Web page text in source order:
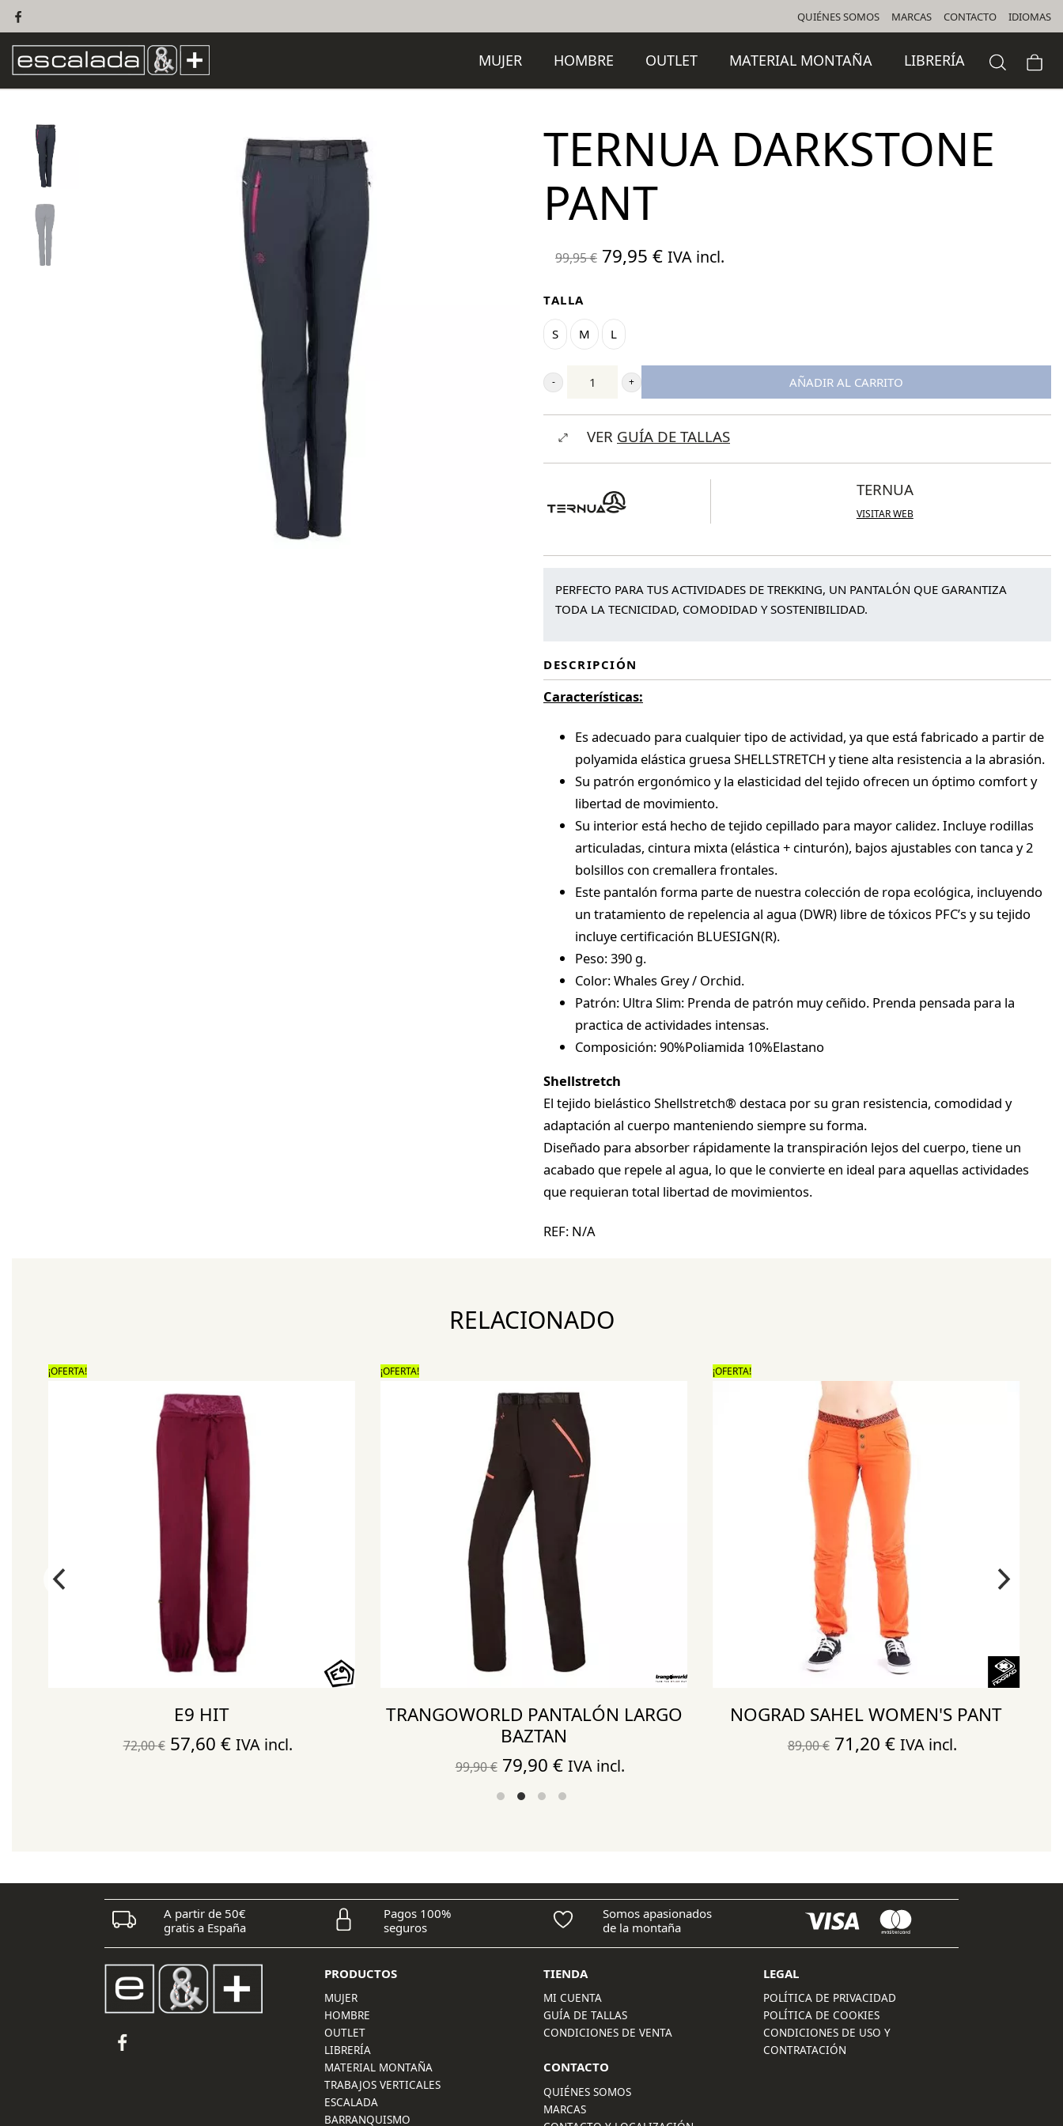
QUIÉNES SOMOS MARCAS CONTACTO IDIOMAS
MUJER HOMBRE OUTLET MATERIAL MONTAÑA LIBRERÍA
TERNUA DARKSTONE
PANT
99,95€ El
era:
99,95 €.
79,95 €El
IVA incl.
TALLA
S M L
Ternua
Darkstone
Pant
cantidad
AÑADIR AL CARRITO
VER GUÍA DE TALLAS
TERNUA
VISITAR WEB
PERFECTO PARA TUS ACTIVIDADES DE TREKKING, UN PANTALÓN QUE GARANTIZA
TODA LA TECNICIDAD, COMODIDAD Y SOSTENIBILIDAD.
DESCRIPCIÓN
Características:
Es adecuado para cualquier tipo de actividad, ya que está fabricado a partir de
polyamida elástica gruesa SHELLSTRETCH y tiene alta resistencia a la abrasión.
Su patrón ergonómico y la elasticidad del tejido ofrecen un óptimo comfort y
libertad de movimiento.
Su interior está hecho de tejido cepillado para mayor calidez. Incluye rodillas
articuladas, cintura mixta (elástica + cinturón), bajos ajustables con tanca y 2
bolsillos con cremallera frontales.
Este pantalón forma parte de nuestra colección de ropa ecológica, incluyendo
un tratamiento de repelencia al agua (DWR) libre de tóxicos PFC’s y su tejido
incluye certificación BLUESIGN(R).
Peso: 390 g.
Color: Whales Grey / Orchid.
Patrón: Ultra Slim: Prenda de patrón muy ceñido. Prenda pensada para la
practica de actividades intensas.
Composición: 90%Poliamida 10%Elastano
Shellstretch
El tejido bielástico Shellstretch® destaca por su gran resistencia, comodidad y
adaptación al cuerpo manteniendo siempre su forma.
Diseñado para absorber rápidamente la transpiración lejos del cuerpo, tiene un
acabado que repele al agua, lo que le convierte en ideal para aquellas actividades
que requieran total libertad de movimientos.
REF: N/A
RELACIONADO
¡OFERTA!
E9 HIT
72,00€ El
57,60 €El
IVA incl.
¡OFERTA!
TRANGOWORLD PANTALÓN LARGO
BAZTAN
99,90€ El
precio
79,90 €El
precio
IVA incl.
¡OFERTA!
NOGRAD SAHEL WOMEN'S PANT
89,00€ El
71,20 €El
IVA incl.
A partir de 50€
gratis a España
Pagos 100%
seguros
Somos apasionados
de la montaña
PRODUCTOS
MUJER
HOMBRE
OUTLET
LIBRERÍA
MATERIAL MONTAÑA
TRABAJOS VERTICALES
ESCALADA
BARRANQUISMO
TIENDA
MI CUENTA
GUÍA DE TALLAS
CONDICIONES DE VENTA
CONTACTO
QUIÉNES SOMOS
MARCAS
LEGAL
POLÍTICA DE PRIVACIDAD
POLÍTICA DE COOKIES
CONDICIONES DE USO Y
CONTRATACIÓN